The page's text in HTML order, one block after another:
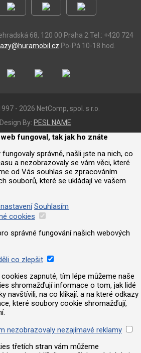
68, 120 00 Praha 2 Tel.: +420 724
Po-Pá 10-18 hod.
- 2026 NetComp, spol. s r.o.
By: PESL.NAME
fungoval, tak jak ho znáte
správně, našli jste na nich, co
a nezobrazovaly se vám věci, které
od Vás souhlas se zpracováním
souborů, které se ukládají ve vašem
Souhlasím
cookies
správné fungování našich webových
co zlepšit
zapnuté, tím lépe můžeme naše
shromažďují informace o tom, jak lidé
navštívili, na co klikají. a na které odkazy
které soubory cookie shromažďují,
nezobrazovaly nezajímavé reklamy
třetích stran vám můžeme